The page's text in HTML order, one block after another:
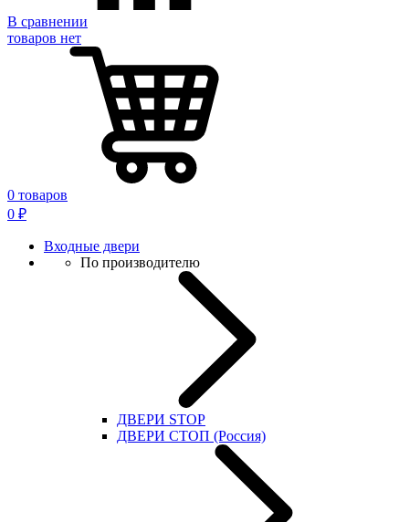
В сравнении
товаров нет
0 товаров
0 ₽
Входные двери
По производителю
ДВЕРИ STOP
ДВЕРИ СТОП (Россия)